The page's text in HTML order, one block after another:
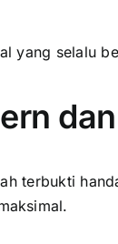
yang selalu
terbukti